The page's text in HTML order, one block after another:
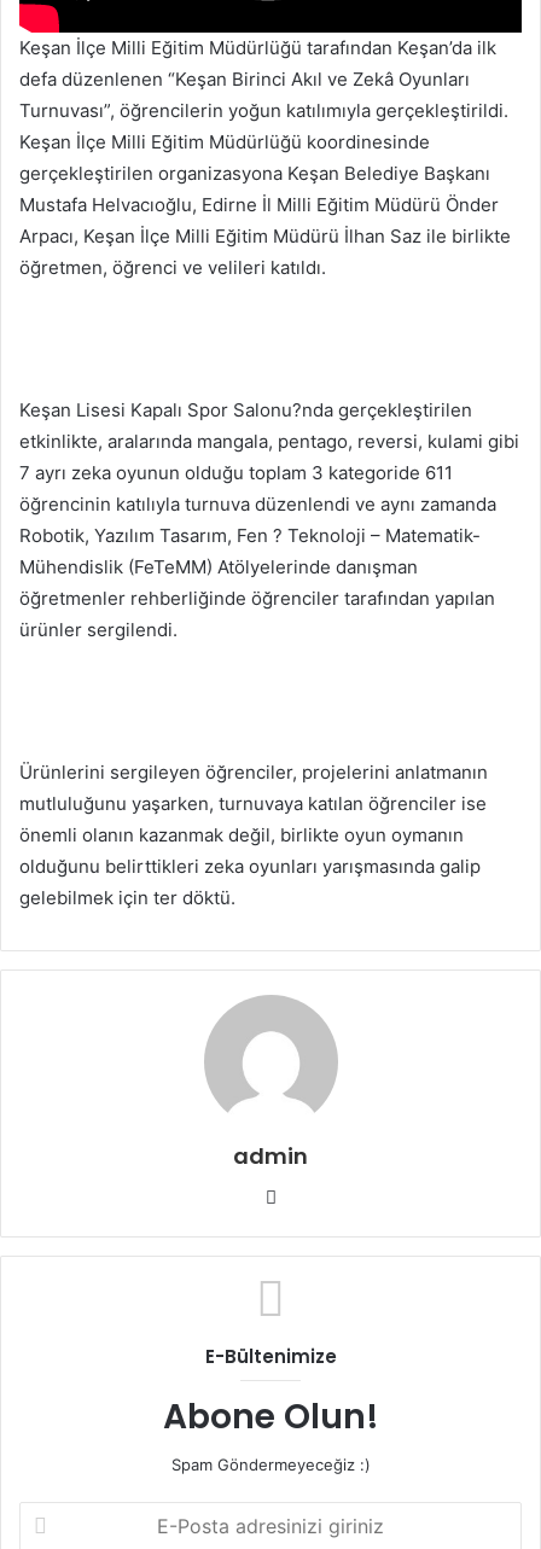
Keşan İlçe Milli Eğitim Müdürlüğü tarafından Keşan’da ilk
defa düzenlenen “Keşan Birinci Akıl ve Zekâ Oyunları
Turnuvası”, öğrencilerin yoğun katılımıyla gerçekleştirildi.
Keşan İlçe Milli Eğitim Müdürlüğü koordinesinde
gerçekleştirilen organizasyona Keşan Belediye Başkanı
Mustafa Helvacıoğlu, Edirne İl Milli Eğitim Müdürü Önder
Arpacı, Keşan İlçe Milli Eğitim Müdürü İlhan Saz ile birlikte
öğretmen, öğrenci ve velileri katıldı.
Keşan Lisesi Kapalı Spor Salonu?nda gerçekleştirilen
etkinlikte, aralarında mangala, pentago, reversi, kulami gibi
7 ayrı zeka oyunun olduğu toplam 3 kategoride 611
öğrencinin katılıyla turnuva düzenlendi ve aynı zamanda
Robotik, Yazılım Tasarım, Fen ? Teknoloji – Matematik-
Mühendislik (FeTeMM) Atölyelerinde danışman
öğretmenler rehberliğinde öğrenciler tarafından yapılan
ürünler sergilendi.
Ürünlerini sergileyen öğrenciler, projelerini anlatmanın
mutluluğunu yaşarken, turnuvaya katılan öğrenciler ise
önemli olanın kazanmak değil, birlikte oyun oymanın
olduğunu belirttikleri zeka oyunları yarışmasında galip
gelebilmek için ter döktü.
admin
Web
E-Bültenimize
Abone Olun!
Spam Göndermeyeceğiz :)
Posta